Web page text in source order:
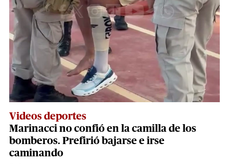
Videos deportes
Marinacci no confió en la camilla de los
bomberos. Prefirió bajarse e irse
caminando